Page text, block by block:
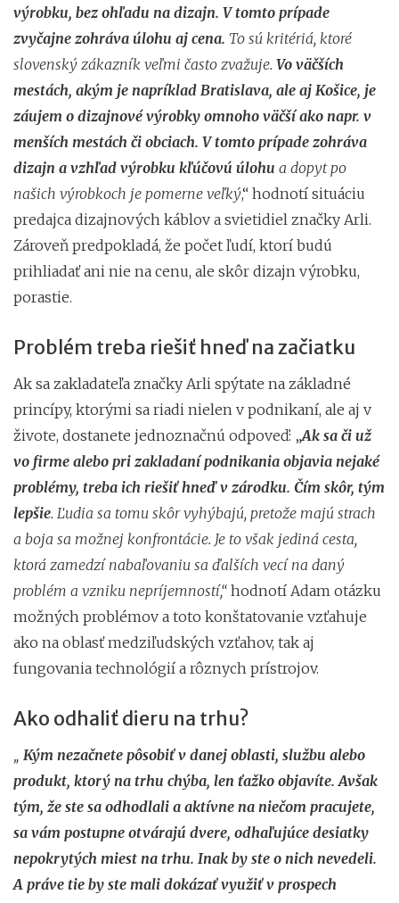
výrobku, bez ohľadu na dizajn. V tomto prípade
zvyčajne zohráva úlohu aj cena. To sú kritériá, ktoré
slovenský zákazník veľmi často zvažuje. Vo väčších
mestách, akým je napríklad Bratislava, ale aj Košice, je
záujem o dizajnové výrobky omnoho väčší ako napr. v
menších mestách či obciach. V tomto prípade zohráva
dizajn a vzhľad výrobku kľúčovú úlohu a dopyt po
našich výrobkoch je pomerne veľký,“ hodnotí situáciu
predajca dizajnových káblov a svietidiel značky Arli.
Zároveň predpokladá, že počet ľudí, ktorí budú
prihliadať ani nie na cenu, ale skôr dizajn výrobku,
porastie.
Problém treba riešiť hneď na začiatku
Ak sa zakladateľa značky Arli spýtate na základné
princípy, ktorými sa riadi nielen v podnikaní, ale aj v
živote, dostanete jednoznačnú odpoveď: „Ak sa či už
vo firme alebo pri zakladaní podnikania objavia nejaké
problémy, treba ich riešiť hneď v zárodku. Čím skôr, tým
lepšie. Ľudia sa tomu skôr vyhýbajú, pretože majú strach
a boja sa možnej konfrontácie. Je to však jediná cesta,
ktorá zamedzí nabaľovaniu sa ďalších vecí na daný
problém a vzniku nepríjemností,“ hodnotí Adam otázku
možných problémov a toto konštatovanie vzťahuje
ako na oblasť medziľudských vzťahov, tak aj
fungovania technológií a rôznych prístrojov.
Ako odhaliť dieru na trhu?
„ Kým nezačnete pôsobiť v danej oblasti, službu alebo
produkt, ktorý na trhu chýba, len ťažko objavíte. Avšak
tým, že ste sa odhodlali a aktívne na niečom pracujete,
sa vám postupne otvárajú dvere, odhaľujúce desiatky
nepokrytých miest na trhu. Inak by ste o nich nevedeli.
A práve tie by ste mali dokázať využiť v prospech